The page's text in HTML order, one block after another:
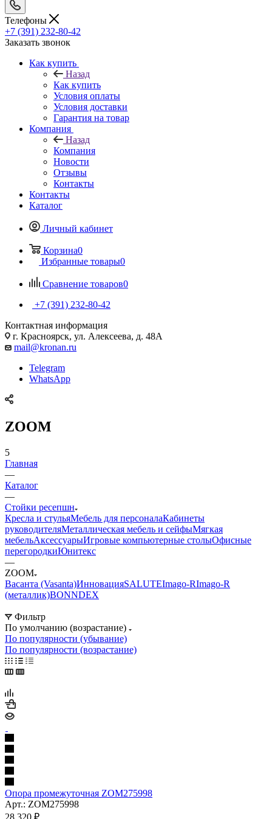
Телефоны
+7 (391) 232-80-42
Заказать звонок
Как купить
Назад
Как купить
Условия оплаты
Условия доставки
Гарантия на товар
Компания
Назад
Компания
Новости
Отзывы
Контакты
Контакты
Каталог
Личный кабинет
Корзина0
Избранные товары0
Сравнение товаров0
+7 (391) 232-80-42
Контактная информация
г. Красноярск, ул. Алексеева, д. 48А
mail@kronan.ru
Telegram
WhatsApp
ZOOM
5
Главная
—
Каталог
—
Стойки ресепшн
Кресла и стульяМебель для персоналаКабинеты
руководителяМеталлическая мебель и сейфыМягкая
мебельАксессуарыИгровые компьютерные столыОфисные
перегородкиЮнитекс
—
ZOOM
Васанта (Vasanta)ИнновацияSALUTEImago-RImago-R
(металлик)BONNDEX
Фильтр
По умолчанию (возрастание)
По популярности (убывание)
По популярности (возрастание)
Опора промежуточная ZOM275998
Арт.: ZOM275998
28 320 ₽